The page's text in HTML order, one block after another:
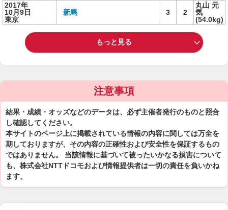
2017年
10月9日
東京
新馬 3 2
丸山 元
気
(54.0kg)
もっと見る
注意事項
結果・成績・オッズなどのデータは、必ず主催者発行のものと照合
し確認してください。
本サイトのページ上に掲載されている情報の内容に関しては万全を
期しておりますが、その内容の正確性および安全性を保証するもの
ではありません。 当該情報に基づいて被ったいかなる損害について
も、株式会社NTTドコモおよび情報提供者は一切の責任を負いかね
ます。